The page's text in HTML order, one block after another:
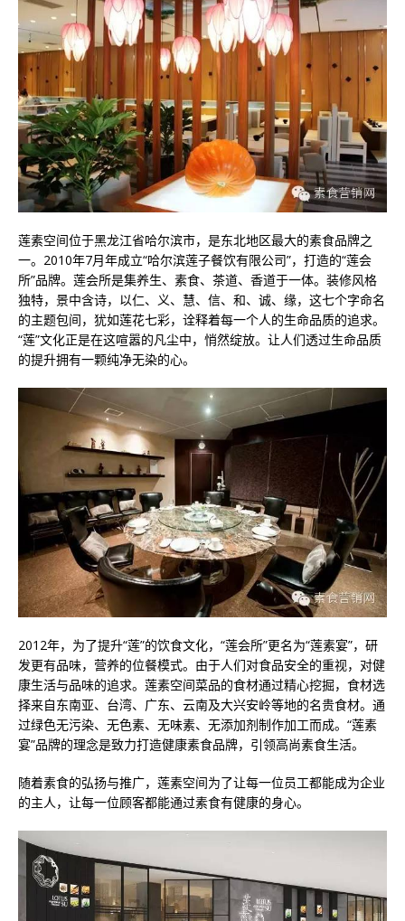
莲素空间位于黑龙江省哈尔滨市，是东北地区最大的素食品牌之
一。2010年7月年成立“哈尔滨莲子餐饮有限公司”，打造的“莲会
所”品牌。莲会所是集养生、素食、茶道、香道于一体。装修风格
独特，景中含诗，以仁、义、慧、信、和、诚、缘，这七个字命名
的主题包间，犹如莲花七彩，诠释着每一个人的生命品质的追求。
“莲”文化正是在这喧嚣的凡尘中，悄然绽放。让人们透过生命品质
的提升拥有一颗纯净无染的心。
2012年，为了提升“莲”的饮食文化，“莲会所”更名为“莲素宴”，研
发更有品味，营养的位餐模式。由于人们对食品安全的重视，对健
康生活与品味的追求。莲素空间菜品的食材通过精心挖掘，食材选
择来自东南亚、台湾、广东、云南及大兴安岭等地的名贵食材。通
过绿色无污染、无色素、无味素、无添加剂制作加工而成。“莲素
宴”品牌的理念是致力打造健康素食品牌，引领高尚素食生活。
随着素食的弘扬与推广，莲素空间为了让每一位员工都能成为企业
的主人，让每一位顾客都能通过素食有健康的身心。